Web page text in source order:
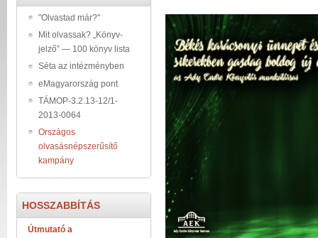
"Olvastad már?"
Mit olvassak? „Könyv-
jelző” — 100 könyv lista
Séta az intézményben
eMagyarország pont
TÁMOP-3.2.13-12/1-
2013-0064
Országos
olvasásnépszerűsítő
kampány
HOSSZABBÍTÁS
Útmutató a